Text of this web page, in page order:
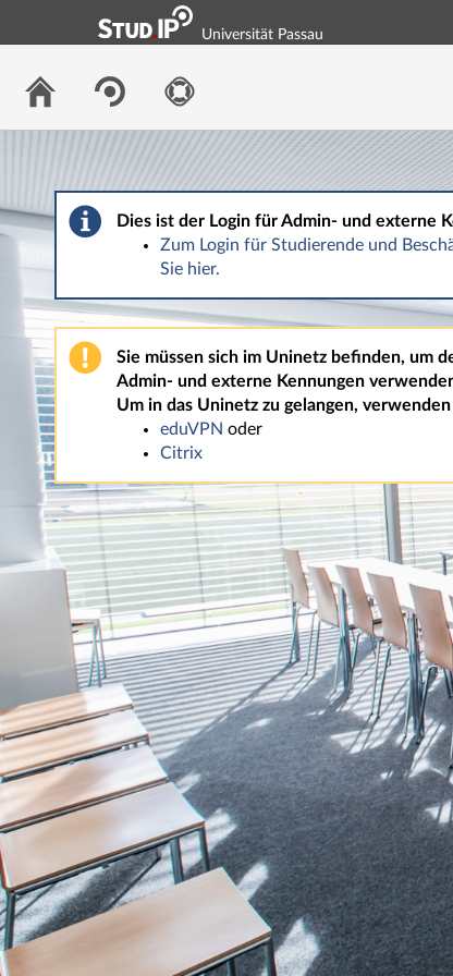
Universität Passau
Dies ist der Login für Admin- und externe
Zum Login für Studierende und
Sie hier.
Sie müssen sich im Uninetz befinden, um
Admin- und externe Kennungen
Um in das Uninetz zu gelangen, verwenden
eduVPN oder
Citrix